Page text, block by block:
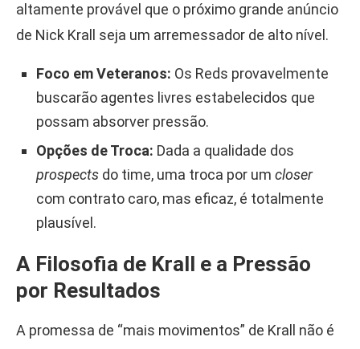
altamente provável que o próximo grande anúncio
de Nick Krall seja um arremessador de alto nível.
Foco em Veteranos: Os Reds provavelmente
buscarão agentes livres estabelecidos que
possam absorver pressão.
Opções de Troca: Dada a qualidade dos
prospects do time, uma troca por um closer
com contrato caro, mas eficaz, é totalmente
plausível.
A Filosofia de Krall e a Pressão
por Resultados
A promessa de “mais movimentos” de Krall não é